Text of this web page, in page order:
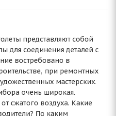
представляют собой
для соединения деталей с
востребовано в
при ремонтных
мастерских.
очень широкая.
сжатого воздуха. Какие
По каким